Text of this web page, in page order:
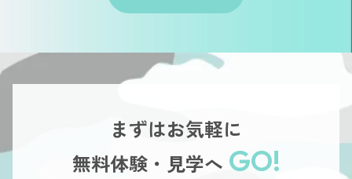
まずはお気軽に
無料体験・見学へ GO!